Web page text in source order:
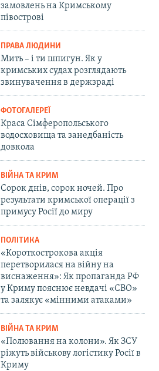
замовлень на Кримському
півострові
ПРАВА ЛЮДИНИ
Мить – і ти шпигун. Як у
кримських судах розглядають
звинувачення в держзраді
ФОТОГАЛЕРЕЇ
Краса Сімферопольського
водосховища та занедбаність
довкола
ВІЙНА ТА КРИМ
Сорок днів, сорок ночей. Про
результати кримської операції з
примусу Росії до миру
ПОЛІТИКА
«Короткострокова акція
перетворилася на війну на
виснаження»: Як пропаганда РФ
у Криму пояснює невдачі «СВО»
та залякує «мінними атаками»
ВІЙНА ТА КРИМ
«Полювання на колони». Як ЗСУ
ріжуть військову логістику Росії в
Криму